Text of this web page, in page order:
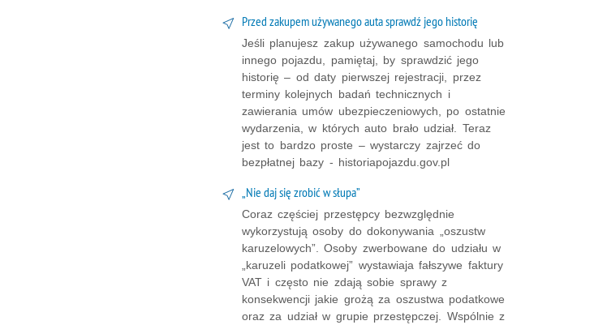
Przed zakupem używanego auta sprawdź jego historię
Jeśli planujesz zakup używanego samochodu lub
innego pojazdu, pamiętaj, by sprawdzić jego
historię – od daty pierwszej rejestracji, przez
terminy kolejnych badań technicznych i
zawierania umów ubezpieczeniowych, po ostatnie
wydarzenia, w których auto brało udział. Teraz
jest to bardzo proste – wystarczy zajrzeć do
bezpłatnej bazy - historiapojazdu.gov.pl
„Nie daj się zrobić w słupa”
Coraz częściej przestępcy bezwzględnie
wykorzystują osoby do dokonywania „oszustw
karuzelowych”. Osoby zwerbowane do udziału w
„karuzeli podatkowej” wystawiaja fałszywe faktury
VAT i często nie zdają sobie sprawy z
konsekwencji jakie grożą za oszustwa podatkowe
oraz za udział w grupie przestępczej. Wspólnie z